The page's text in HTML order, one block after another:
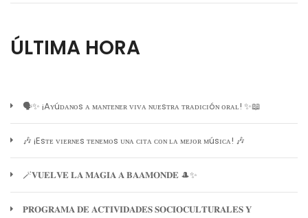
ÚLTIMA HORA
🗣️✨ ¡Aʏúᴅᴀɴᴏs ᴀ ᴍᴀɴᴛᴇɴᴇʀ ᴠɪᴠᴀ ɴᴜᴇsᴛʀᴀ ᴛʀᴀᴅɪᴄɪóɴ ᴏʀᴀʟ! ✨📖
🎶 ¡Esᴛᴇ ᴠɪᴇʀɴᴇs ᴛᴇɴᴇᴍᴏs ᴜɴᴀ ᴄɪᴛᴀ ᴄᴏɴ ʟᴀ ᴍᴇᴊᴏʀ ᴍúsɪᴄᴀ! 🎶
🪄𝐕𝐔𝐄𝐋𝐕𝐄 𝐋𝐀 𝐌𝐀𝐆𝐈𝐀 𝐀 𝐁𝐀𝐀𝐌𝐎𝐍𝐃𝐄 🎩✨
𝐏𝐑𝐎𝐆𝐑𝐀𝐌𝐀 𝐃𝐄 𝐀𝐂𝐓𝐈𝐕𝐈𝐃𝐀𝐃𝐄𝐒 𝐒𝐎𝐂𝐈𝐎𝐂𝐔𝐋𝐓𝐔𝐑𝐀𝐋𝐄𝐒 𝐘